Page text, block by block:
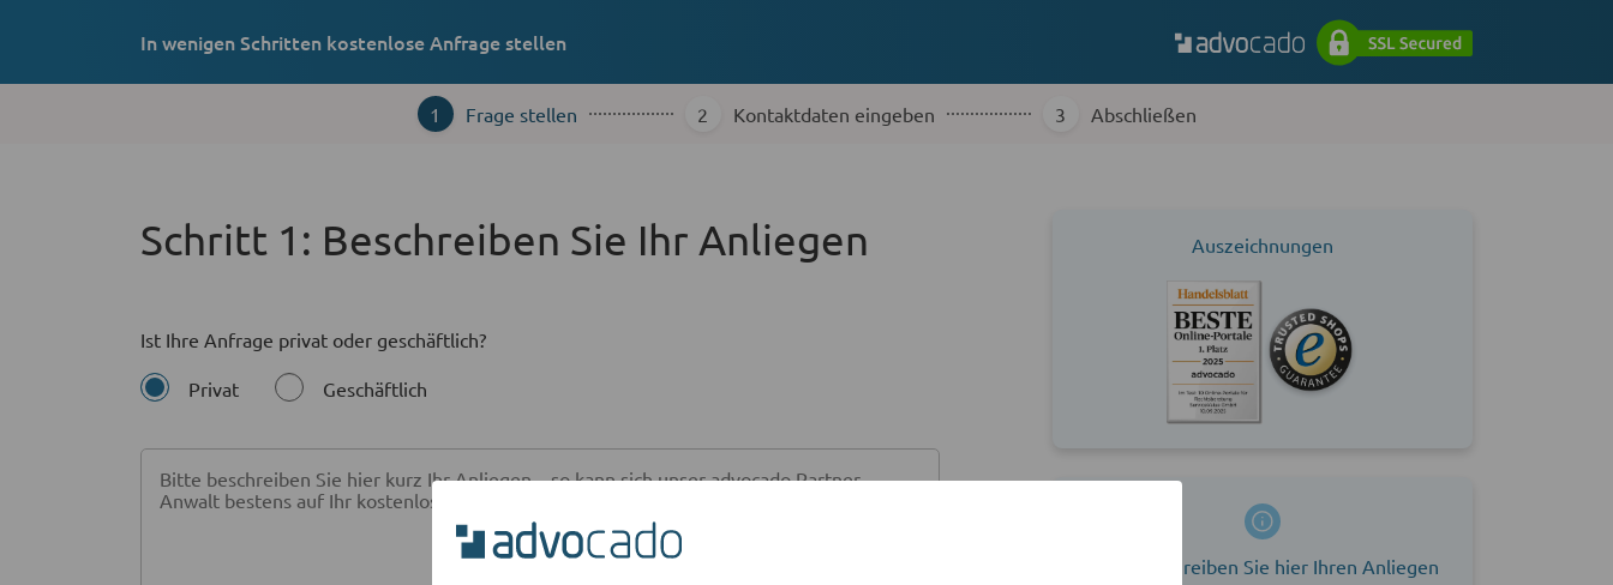
In wenigen Schritten kostenlose Anfrage stellen
1 Frage stellen 2 Kontaktdaten eingeben 3 Abschließen
Schritt 1: Beschreiben Sie Ihr Anliegen
Ist Ihre Anfrage privat oder geschäftlich?
Wählen Sie eine Option
Privat Geschäftlich
Auszeichnungen
Bitte beschreiben Sie hier Ihren Anliegen